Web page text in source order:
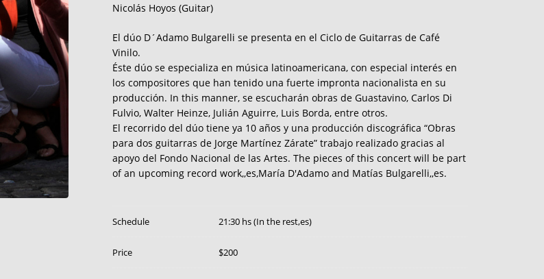
Nicolás Hoyos (Guitar)
El dúo D´Adamo Bulgarelli se presenta en el Ciclo de Guitarras de Café
Vinilo.
Éste dúo se especializa en música latinoamericana, con especial interés en
los compositores que han tenido una fuerte impronta nacionalista en su
producción. In this manner, se escucharán obras de Guastavino, Carlos Di
Fulvio, Walter Heinze, Julián Aguirre, Luis Borda, entre otros.
El recorrido del dúo tiene ya 10 años y una producción discográfica “Obras
para dos guitarras de Jorge Martínez Zárate” trabajo realizado gracias al
apoyo del Fondo Nacional de las Artes. The pieces of this concert will be part
of an upcoming record work,,es,María D'Adamo and Matías Bulgarelli,,es.
Schedule 21:30 hs (In the rest,es)
Price $200